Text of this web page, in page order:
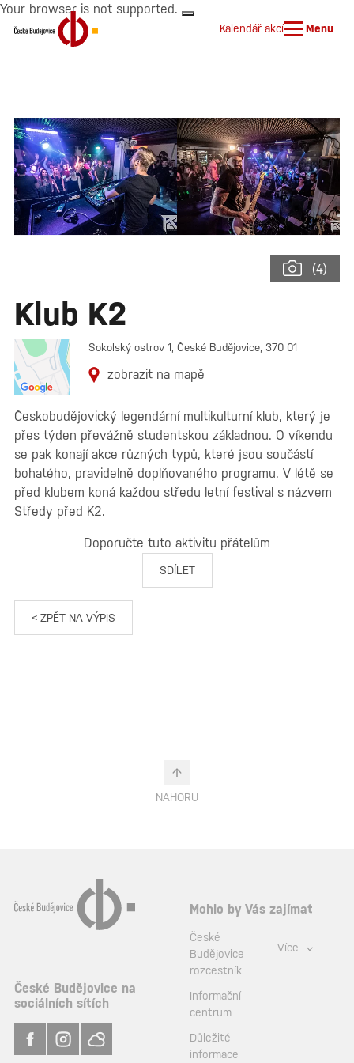
Your browser is not supported.
Kalendář akcí Menu
(4)
Klub K2
Sokolský ostrov 1, České Budějovice, 370 01
zobrazit na mapě
Českobudějovický legendární multikulturní klub, který je
přes týden převážně studentskou základnou. O víkendu
se pak konají akce různých typů, které jsou součástí
bohatého, pravidelně doplňovaného programu. V létě se
před klubem koná každou středu letní festival s názvem
Středy před K2.
Doporučte tuto aktivitu přátelům
SDÍLET
< ZPĚT NA VÝPIS
NAHORU
České Budějovice na
sociálních sítích
Mohlo by Vás zajímat
České
Budějovice
rozcestník
Informační
centrum
Důležité
informace
Více